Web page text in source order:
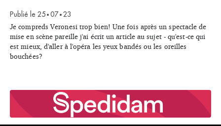
Publié le 25 • 07 • 23
Je compreds Veronesi trop bien! Une fois après un spectacle de
mise en scène pareille j'ai écrit un article au sujet - qu'est-ce qui
est mieux, d'aller à l'opéra les yeux bandés ou les oreilles
bouchées?